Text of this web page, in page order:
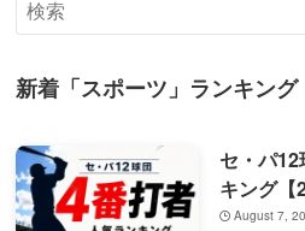
新着「スポーツ」ランキング
セ・パ
キング【
August 7,